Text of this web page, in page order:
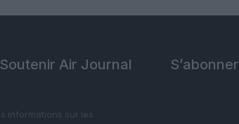
Soutenir Air Journal S’abonner